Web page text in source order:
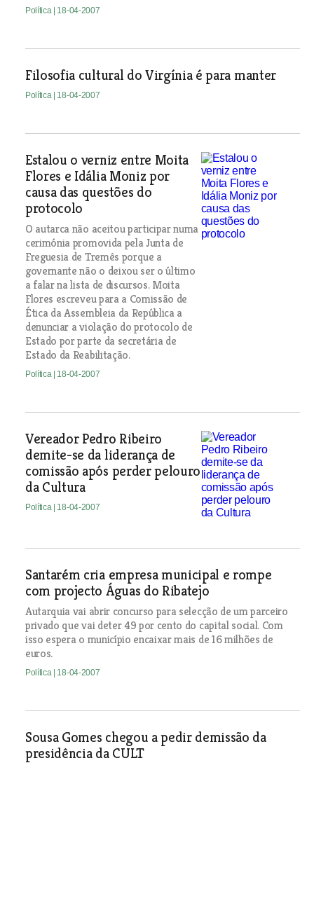
Política | 18-04-2007
Filosofia cultural do Virgínia é para manter
Política | 18-04-2007
Estalou o verniz entre Moita
Flores e Idália Moniz por
causa das questões do
protocolo
O autarca não aceitou participar numa
cerimónia promovida pela Junta de
Freguesia de Tremês porque a
governante não o deixou ser o último
a falar na lista de discursos. Moita
Flores escreveu para a Comissão de
Ética da Assembleia da República a
denunciar a violação do protocolo de
Estado por parte da secretária de
Estado da Reabilitação.
Política | 18-04-2007
Vereador Pedro Ribeiro
demite-se da liderança de
comissão após perder pelouro
da Cultura
Política | 18-04-2007
Santarém cria empresa municipal e rompe
com projecto Águas do Ribatejo
Autarquia vai abrir concurso para selecção de um parceiro
privado que vai deter 49 por cento do capital social. Com
isso espera o município encaixar mais de 16 milhões de
euros.
Política | 18-04-2007
Sousa Gomes chegou a pedir demissão da
presidência da CULT